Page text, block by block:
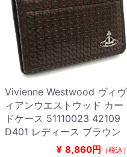
Vivienne Westwood ヴィヴ
ィアンウエストウッド カー
ドケース 51110023 42109
D401 レディース ブラウン
¥ 8,860円 （税込）